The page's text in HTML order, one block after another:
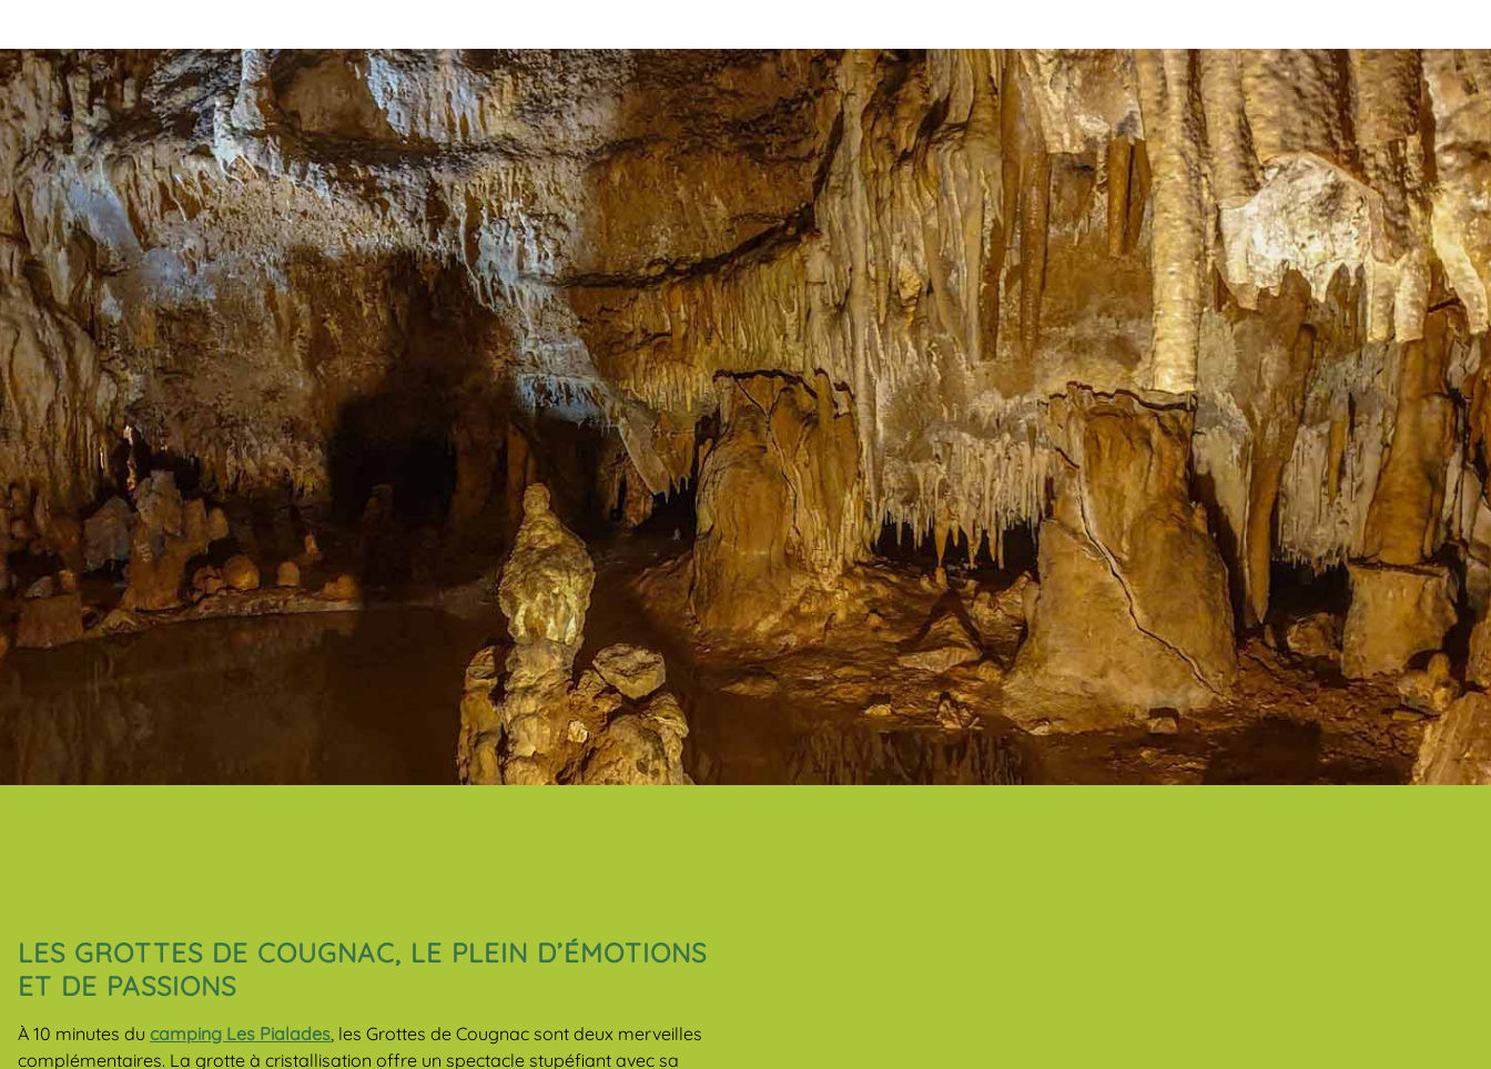
LES GROTTES DE COUGNAC, LE PLEIN D’ÉMOTIONS
ET DE PASSIONS
À 10 minutes du camping Les Pialades, les Grottes de Cougnac sont deux merveilles
complémentaires. La grotte à cristallisation offre un spectacle stupéfiant avec sa